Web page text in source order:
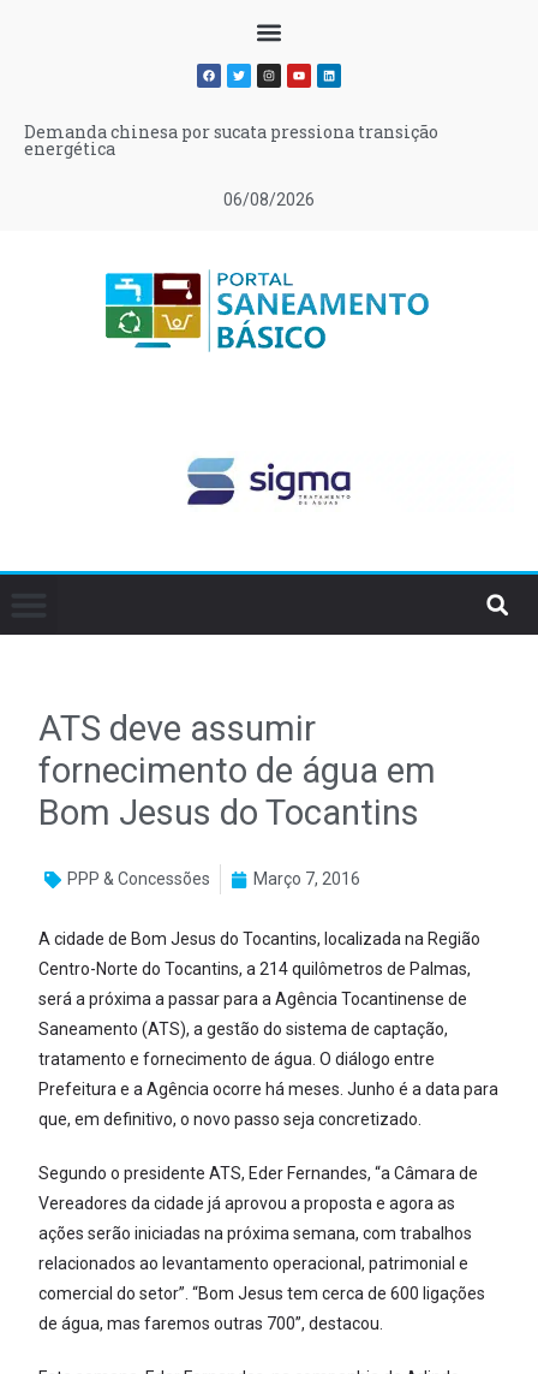
06/08/2026
Demanda chinesa por sucata pressiona transição
energética
ATS deve assumir
fornecimento de água em
Bom Jesus do Tocantins
PPP & Concessões Março 7, 2016
A cidade de Bom Jesus do Tocantins, localizada na Região
Centro-Norte do Tocantins, a 214 quilômetros de Palmas,
será a próxima a passar para a Agência Tocantinense de
Saneamento (ATS), a gestão do sistema de captação,
tratamento e fornecimento de água. O diálogo entre
Prefeitura e a Agência ocorre há meses. Junho é a data para
que, em definitivo, o novo passo seja concretizado.
Segundo o presidente ATS, Eder Fernandes, “a Câmara de
Vereadores da cidade já aprovou a proposta e agora as
ações serão iniciadas na próxima semana, com trabalhos
relacionados ao levantamento operacional, patrimonial e
comercial do setor”. “Bom Jesus tem cerca de 600 ligações
de água, mas faremos outras 700”, destacou.